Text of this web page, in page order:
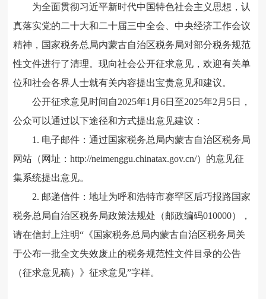
为全面贯彻习近平新时代中国特色社会主义思想，认
真落实党的二十大和二十届三中全会、中央经济工作会议
精神，国家税务总局内蒙古自治区税务局对部分税务规范
性文件进行了清理。现向社会公开征求意见，欢迎有关单
位和社会各界人士就有关内容提出宝贵意见和建议。
公开征求意见时间自2025年1月6日至2025年2月5日，
公众可以通过以下途径和方式提出意见建议：
1. 电子邮件：通过国家税务总局内蒙古自治区税务局
网站（网址：http://neimenggu.chinatax.gov.cn/）的意见征
集系统提出意见。
2. 邮递信件：地址为呼和浩特市赛罕区后巧报路国家
税务总局自治区税务局政策法规处（邮政编码010000），
请在信封上注明“《国家税务总局内蒙古自治区税务局关
于公布一批全文失效废止的税务规范性文件目录的公告
（征求意见稿）》征求意见”字样。